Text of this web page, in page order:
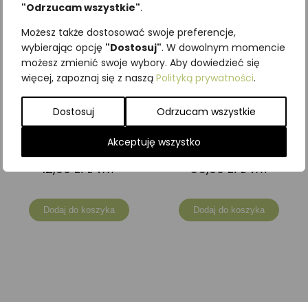
"Odrzucam wszystkie".
Możesz także dostosować swoje preferencje,
wybierając opcję "Dostosuj". W dowolnym momencie
możesz zmienić swoje wybory. Aby dowiedzieć się
więcej, zapoznaj się z naszą Polityką prywatności.
Dostosuj Odrzucam wszystkie
Akceptuję wszystko
Magnes drewniany JEŻ II
12,30zł z VAT
Dodaj do koszyka
Poszewka CHABER
55,00zł z VAT
Dodaj do koszyka